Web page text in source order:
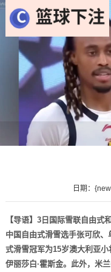
日期：
【导语】3日国际雪联自由式
中国自由式滑雪选手张可欣
式滑雪冠军为15岁澳大利亚
伊丽莎白·霍斯金。此外，米